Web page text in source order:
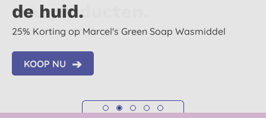
wasproducten.
Kortingen op Ecodoo, Miniml en meer
KOOP NU
de huid.
25% Korting op Marcel's Green Soap Wasmiddel
KOOP NU
wasmiddel
25% korting op Eco Egg
KOOP NU
KOOP NU
Bewust gekozen ingrediënten
KOOP NU